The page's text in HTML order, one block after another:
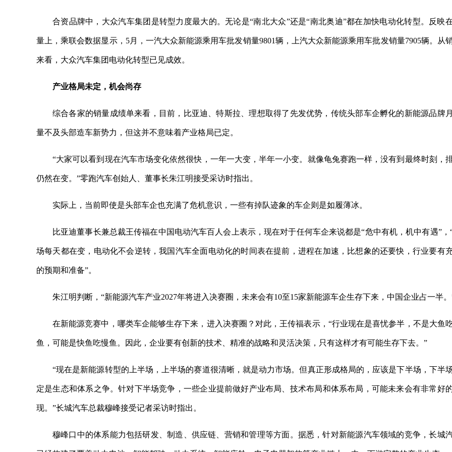
合资品牌中，大众汽车集团是转型力度最大的。无论是“南北大众”还是“南北奥迪”都在加快电动化转型。反映
量上，乘联会数据显示，5月，一汽大众新能源乘用车批发销量9801辆，上汽大众新能源乘用车批发销量7905辆。从
来看，大众汽车集团电动化转型已见成效。
产业格局未定，机会尚存
综合各家的销量成绩单来看，目前，比亚迪、特斯拉、理想取得了先发优势，传统头部车企孵化的新能源品牌
量不及头部造车新势力，但这并不意味着产业格局已定。
“大家可以看到现在汽车市场变化依然很快，一年一大变，半年一小变。就像龟兔赛跑一样，没有到最终时刻，
仍然在变。”零跑汽车创始人、董事长朱江明接受采访时指出。
实际上，当前即使是头部车企也充满了危机意识，一些有掉队迹象的车企则是如履薄冰。
比亚迪董事长兼总裁王传福在中国电动汽车百人会上表示，现在对于任何车企来说都是“危中有机，机中有遇”，
场每天都在变，电动化不会逆转，我国汽车全面电动化的时间表在提前，进程在加速，比想象的还要快，行业要有
的预期和准备”。
朱江明判断，“新能源汽车产业2027年将进入决赛圈，未来会有10至15家新能源车企生存下来，中国企业占一半。
在新能源竞赛中，哪类车企能够生存下来，进入决赛圈？对此，王传福表示，“行业现在是喜忧参半，不是大鱼
鱼，可能是快鱼吃慢鱼。因此，企业要有创新的技术、精准的战略和灵活决策，只有这样才有可能生存下去。”
“现在是新能源转型的上半场，上半场的赛道很清晰，就是动力市场。但真正形成格局的，应该是下半场，下半
定是生态和体系之争。针对下半场竞争，一些企业提前做好产业布局、技术布局和体系布局，可能未来会有非常好
现。”长城汽车总裁穆峰接受记者采访时指出。
穆峰口中的体系能力包括研发、制造、供应链、营销和管理等方面。据悉，针对新能源汽车领域的竞争，长城